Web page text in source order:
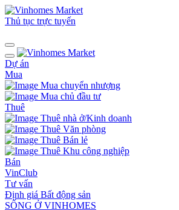
Thủ tục trực tuyến
Dự án
Mua
Mua chuyển nhượng
Mua chủ đầu tư
Thuê
Thuê nhà ở/Kinh doanh
Thuê Văn phòng
Thuê Bán lẻ
Thuê Khu công nghiệp
Bán
VinClub
Tư vấn
Định giá Bất động sản
SỐNG Ở VINHOMES